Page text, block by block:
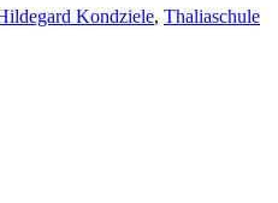
Kondziele, Thaliaschule